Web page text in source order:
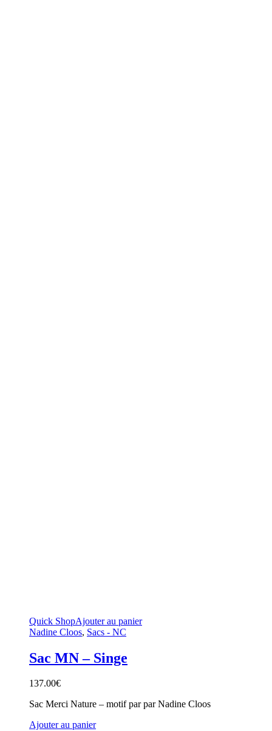
Quick ShopAjouter au panier
Nadine Cloos, Sacs - NC
Sac MN – Singe
137.00€
Sac Merci Nature – motif par par Nadine Cloos
Ajouter au panier